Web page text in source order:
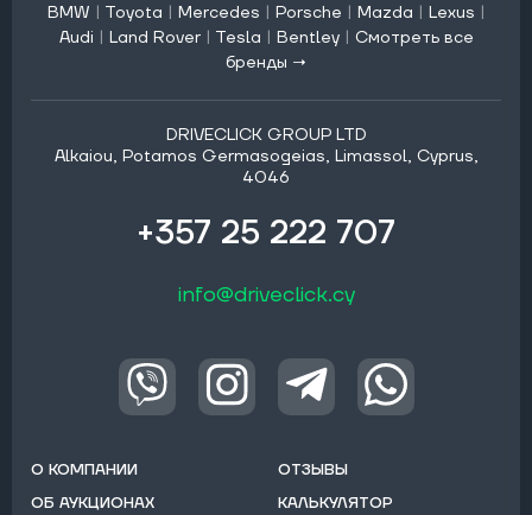
BMW | Toyota | Mercedes | Porsche | Mazda | Lexus |
Audi | Land Rover | Tesla | Bentley | Смотреть все
бренды →
DRIVECLICK GROUP LTD
Alkaiou, Potamos Germasogeias, Limassol, Cyprus,
4046
+357 25 222 707
info@driveclick.cy
О КОМПАНИИ
ОБ АУКЦИОНАХ
ОТЗЫВЫ
КАЛЬКУЛЯТОР